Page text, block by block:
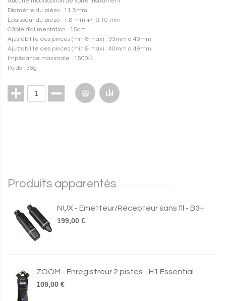
Diamètre du piézo : 11.8mm
Epaisseur du piézo : 1,8 mm +/- 0,10 mm
Câble d'alimentation : 15cm
Ajustabilité des pinces (min & max) : 33mm à 43mm
Ajustabilité des pinces (min & max) : 40mm à 49mm
Impédance maximale : 1500Ω
Poids : 36g
Produits apparentés
NUX - Emetteur/Récepteur sans fil - B3+
199,00 €
ZOOM - Enregistreur 2 pistes - H1 Essential
109,00 €